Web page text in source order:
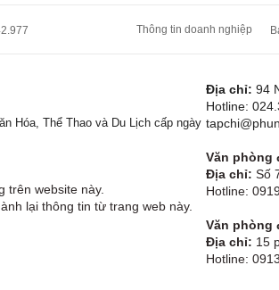
Thông tin doanh nghiệp
Hóa, Thể Thao và Du Lịch cấp ngày
trên website này.
lại thông tin từ trang web này.
Địa chỉ: 94
Hotline:
Văn phòng
Địa chỉ: Số
Hotline:
Văn phòng
Địa chỉ: 15
Hotline: